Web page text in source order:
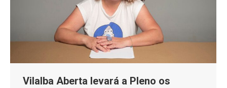
Vilalba Aberta levará a Pleno os